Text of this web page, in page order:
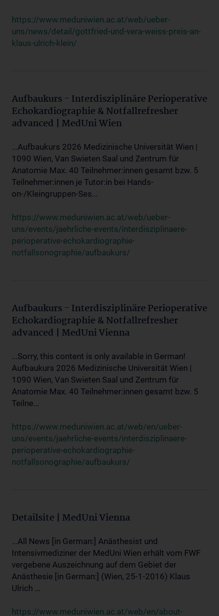
https://www.meduniwien.ac.at/web/ueber-
uns/news/detail/gottfried-und-vera-weiss-preis-an-
klaus-ulrich-klein/
Aufbaukurs - Interdisziplinäre Perioperative
Echokardiographie & Notfallrefresher
advanced | MedUni Wien
...Aufbaukurs 2026 Medizinische Universität Wien |
1090 Wien, Van Swieten Saal und Zentrum für
Anatomie Max. 40 Teilnehmer:innen gesamt bzw. 5
Teilnehmer:innen je Tutor:in bei Hands-
on-/Kleingruppen-Ses...
https://www.meduniwien.ac.at/web/ueber-
uns/events/jaehrliche-events/interdisziplinaere-
perioperative-echokardiographie-
notfallsonographie/aufbaukurs/
Aufbaukurs - Interdisziplinäre Perioperative
Echokardiographie & Notfallrefresher
advanced | MedUni Vienna
...Sorry, this content is only available in German!
Aufbaukurs 2026 Medizinische Universität Wien |
1090 Wien, Van Swieten Saal und Zentrum für
Anatomie Max. 40 Teilnehmer:innen gesamt bzw. 5
Teilne...
https://www.meduniwien.ac.at/web/en/ueber-
uns/events/jaehrliche-events/interdisziplinaere-
perioperative-echokardiographie-
notfallsonographie/aufbaukurs/
Detailsite | MedUni Vienna
...All News [in German:] Anästhesist und
Intensivmediziner der MedUni Wien erhält vom FWF
vergebene Auszeichnung auf dem Gebiet der
Anästhesie [in German:] (Wien, 25-1-2016) Klaus
Ulrich ...
https://www.meduniwien.ac.at/web/en/about-